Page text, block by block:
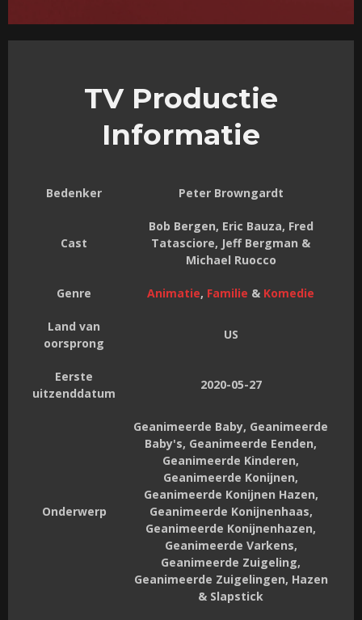
TV Productie
Informatie
Bedenker Peter Browngardt
Cast
Bob Bergen, Eric Bauza, Fred
Tatasciore, Jeff Bergman &
Michael Ruocco
Genre Animatie, Familie & Komedie
Land van
oorsprong
US
Eerste
uitzenddatum
2020-05-27
Onderwerp
Geanimeerde Baby, Geanimeerde
Baby's, Geanimeerde Eenden,
Geanimeerde Kinderen,
Geanimeerde Konijnen,
Geanimeerde Konijnen Hazen,
Geanimeerde Konijnenhaas,
Geanimeerde Konijnenhazen,
Geanimeerde Varkens,
Geanimeerde Zuigeling,
Geanimeerde Zuigelingen, Hazen
& Slapstick